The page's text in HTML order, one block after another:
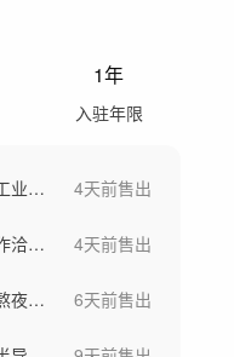
1年
入驻年限
纤维纺织新材料纺织纺纱现代工业车间工厂 4天前售出
职场精英会议交流商务团队合作洽谈团队欢呼 4天前售出
程序员加班工作场景忙碌工作熬夜写代码 6天前售出